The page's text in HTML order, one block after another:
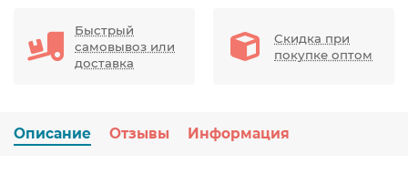
Быстрый
самовывоз или
доставка
Скидка при
покупке оптом
Описание Отзывы Информация